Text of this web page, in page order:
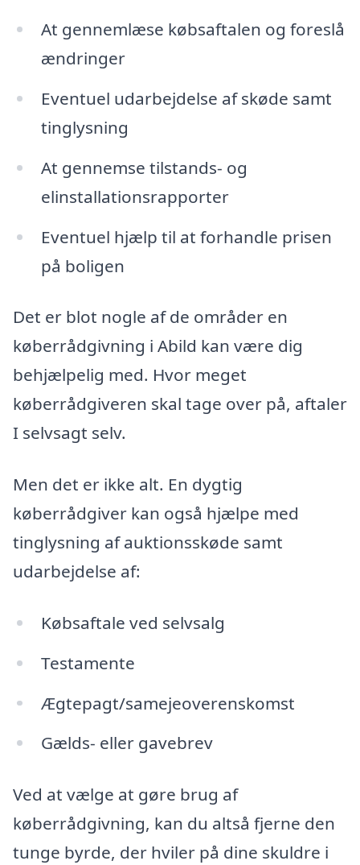
At gennemlæse købsaftalen og foreslå
ændringer
Eventuel udarbejdelse af skøde samt
tinglysning
At gennemse tilstands- og
elinstallationsrapporter
Eventuel hjælp til at forhandle prisen
på boligen
Det er blot nogle af de områder en
køberrådgivning i Abild kan være dig
behjælpelig med. Hvor meget
køberrådgiveren skal tage over på, aftaler
I selvsagt selv.
Men det er ikke alt. En dygtig
køberrådgiver kan også hjælpe med
tinglysning af auktionsskøde samt
udarbejdelse af:
Købsaftale ved selvsalg
Testamente
Ægtepagt/samejeoverenskomst
Gælds- eller gavebrev
Ved at vælge at gøre brug af
køberrådgivning, kan du altså fjerne den
tunge byrde, der hviler på dine skuldre i